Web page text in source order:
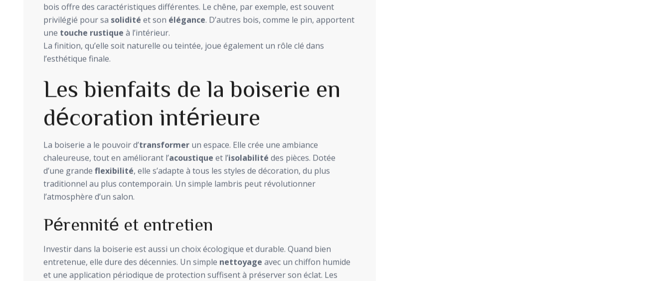
bois offre des caractéristiques différentes. Le chêne, par exemple, est souvent
privilégié pour sa solidité et son élégance. D’autres bois, comme le pin, apportent
une touche rustique à l’intérieur.
La finition, qu’elle soit naturelle ou teintée, joue également un rôle clé dans
l’esthétique finale.
Les bienfaits de la boiserie en
décoration intérieure
La boiserie a le pouvoir d’transformer un espace. Elle crée une ambiance
chaleureuse, tout en améliorant l’acoustique et l’isolabilité des pièces. Dotée
d’une grande flexibilité, elle s’adapte à tous les styles de décoration, du plus
traditionnel au plus contemporain. Un simple lambris peut révolutionner
l’atmosphère d’un salon.
Pérennité et entretien
Investir dans la boiserie est aussi un choix écologique et durable. Quand bien
entretenue, elle dure des décennies. Un simple nettoyage avec un chiffon humide
et une application périodique de protection suffisent à préserver son éclat. Les